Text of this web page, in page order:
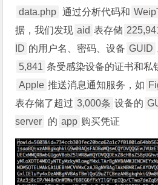
data.php 通过分析代码和
据，我们发现 aid 表存储
ID 的用户名、密码、设备 GUID
5,841 条受感染设备的证书和私
Apple 推送消息通知服务，如
表存储了超过 3,000条 设备的
server
的 app 购买凭证